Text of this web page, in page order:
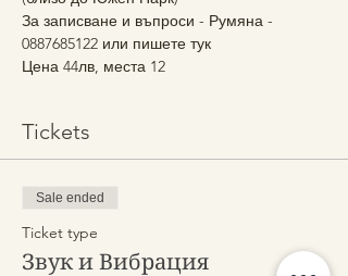
За записване и въпроси - Румяна -
0887685122 или пишете тук
Цена 44лв, места 12
Tickets
Sale ended
Ticket type
Звук и Вибрация